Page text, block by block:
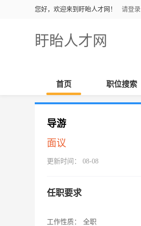
您好，欢迎来到盱眙人才网！ 请登录
盱眙人才网
首页 职位搜索
导游
面议
更新时间： 08-08
任职要求
工作性质：
全职